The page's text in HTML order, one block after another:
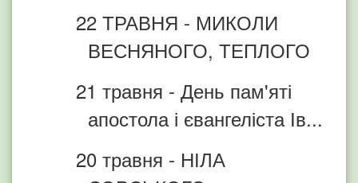
22 ТРАВНЯ - МИКОЛИ
ВЕСНЯНОГО, ТЕПЛОГО
21 травня - День пам'яті
апостола і євангеліста Ів...
20 травня - НІЛА